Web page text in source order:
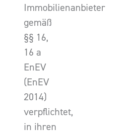
Immobilienanbieter
gemäß
§§ 16,
16 a
EnEV
(EnEV
2014)
verpflichtet,
in ihren